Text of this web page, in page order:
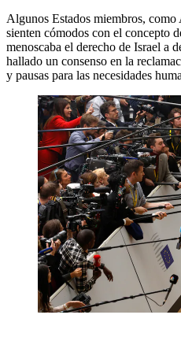
Algunos Estados miembros,
sienten cómodos con el concepto
menoscaba el derecho de Israel a
hallado un consenso en la
y pausas para las necesidades